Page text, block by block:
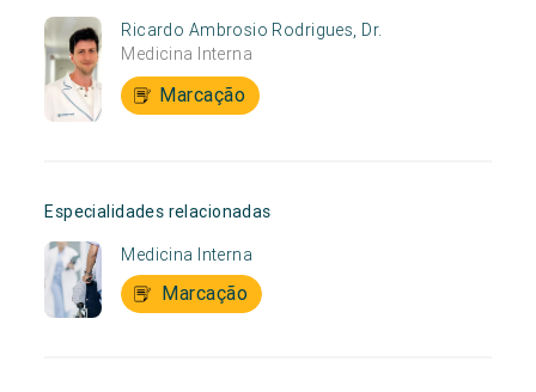
Ricardo Ambrosio Rodrigues, Dr.
Medicina Interna
Marcação
Especialidades relacionadas
Medicina Interna
Marcação